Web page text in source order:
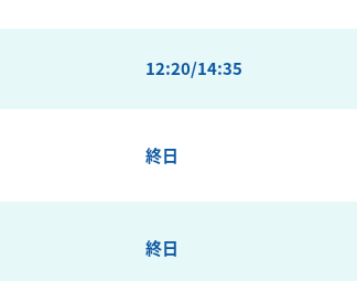
12:20/14:35
終日
終日